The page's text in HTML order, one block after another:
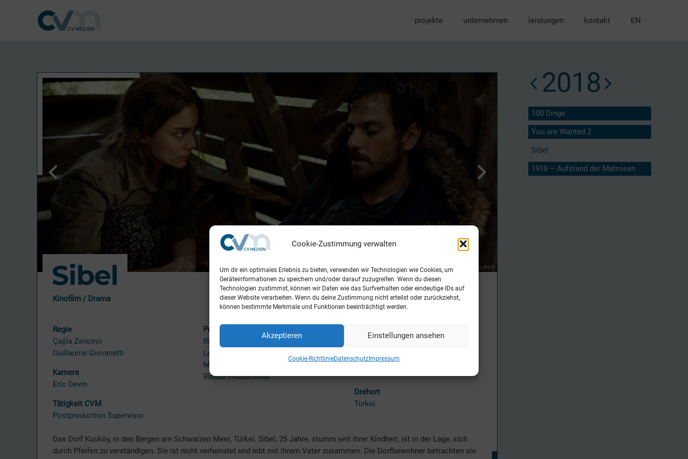
Cookie-Zustimmung verwalten
Um dir ein optimales Erlebnis zu bieten, verwenden wir Technologien wie Cookies, um
Geräteinformationen zu speichern und/oder darauf zuzugreifen. Wenn du diesen
Technologien zustimmst, können wir Daten wie das Surfverhalten oder eindeutige IDs auf
dieser Website verarbeiten. Wenn du deine Zustimmung nicht erteilst oder zurückziehst,
können bestimmte Merkmale und Funktionen beeinträchtigt werden.
Akzeptieren Einstellungen ansehen
Cookie-RichtlinieDatenschutzImpressum
projekte unternehmen leistungen kontakt EN
Sibel
Kinofilm / Drama
Regie
Çağla Zencirci
Guillaume Giovanetti
Kamera
Eric Devin
Tätigkeit CVM
Postproduction Supervisor
Produktion
Riva Filmproduktion
Les Films du Tambour
Mars Production
Bidibul Productions
27.12.2018 (Deutschland)
Drehzeit
Drehort
Türkei
Das Dorf Kusköy, in den Bergen am Schwarzen Meer, Türkei. Sibel, 25 Jahre, stumm seit ihrer Kindheit, ist in der Lage, sich
durch Pfeifen zu verständigen. Sie ist nicht verheiratet und lebt mit ihrem Vater zusammen. Die Dorfbewohner betrachten sie
2018
100 Dinge
You are Wanted 2
Sibel
1918 – Aufstand der Matrosen